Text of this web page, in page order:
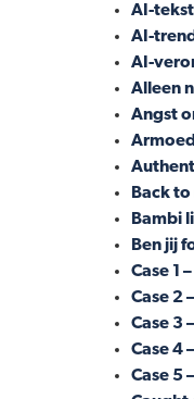
AI-
AI-
AI-
Alleen
Angst
Back
Bambi
Ben jij
Case 1
Case 2
Case 3
Case 4
Case 5